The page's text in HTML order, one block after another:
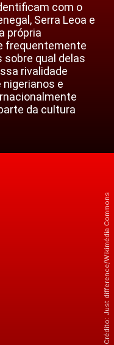
com o
Serra Leoa e
própria
frequentemente
sobre qual delas
rivalidade
e
da cultura
Crédito: Just difference/Wikimédia Commons